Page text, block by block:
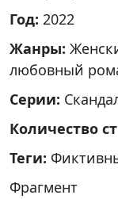
Год: 2022
Жанры:
любовный
Серии:
Количество
Теги:
Фрагмент